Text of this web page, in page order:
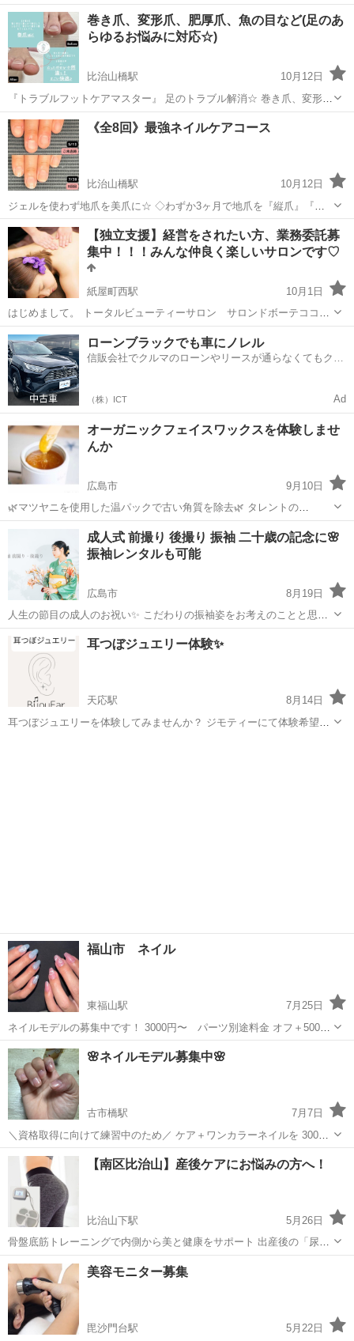
いるため、夜のみ営業です。 お気軽にお問い合わせ下さい♪ ⭐︎料金
初回 2,000円 2回目以降 2,800円 ⭐︎時間 平日 19:00〜
2...
広島 広島市 草津駅 その他 まつげ
巻き爪、変形爪、肥厚爪、魚の目など(足のあ
らゆるお悩みに対応☆)
比治山橋駅
10月12日
『トラブルフットケアマスター』 足のトラブル解消☆ 巻き爪、変形
爪、肥厚爪、陥入爪、魚の目、タコなど このようなお悩みありません
か？ ・巻き爪かも ・爪を上から押すと痛い ・爪が食い込んで痛い ・
靴、靴下を履くと痛い ・...
広島 広島市 比治山橋駅 ネイル
《全8回》最強ネイルケアコース
比治山橋駅
10月12日
ジェルを使わず地爪を美爪に☆ ◇わずか3ヶ月で地爪を『縦爪』『丈
夫な爪』に ◆自分史上最高の美爪に ◇地爪育成コース ・爪のピンク
の部分を縦長に伸ばしたい ・爪が薄く折れやすいのを丈夫な爪にした
い ・爪の縦筋か気になる ・...
広島 広島市 比治山橋駅 ネイル モニター
【独立支援】経営をされたい方、業務委託募
集中！！！みんな仲良く楽しいサロンです♡
紙屋町西駅
10月1日
はじめまして。 トータルビューティーサロン サロンドボーテココナ
ッツ三村と申します。 この度部屋の増築につきまして、一緒に美容の
仕事をする方を募集しております。 ・エステティシャン ・セラピスト
・アイリスト ・ネ...
広島 広島市 紙屋町西駅 美容
ローンブラックでも車にノレル
信販会社でクルマのローンやリースが通らなくてもクル
（株）ICT Ad
オーガニックフェイスワックスを体験しませ
んか
広島市
9月10日
🌿マツヤニを使用した温パックで古い角質を除去🌿 タレントの
MEGUMIさんも「産毛は剃るな」と本にも書かれています。 マツヤニ
ワックスは天然素材のみを使用し肌をデトックスしてくれます ⭐︎産毛
の脱毛・毛穴の汚れ・皮脂・...
美容 ピーリング
成人式 前撮り 後撮り 振袖 二十歳の記念に🌸
振袖レンタルも可能
広島市
8月19日
人生の節目の成人のお祝い✨ こだわりの振袖姿をお考えのことと思い
ます❣ でも、成人式当日はお友達と会ったり式場に移動したり、 何か
と忙しく、意外とゆっくり写真が撮れる時間はありません💦 せっかく
こだわった振袖姿だ...
広島 広島市 その他
耳つぼジュエリー体験✨
天応駅
8月14日
耳つぼジュエリーを体験してみませんか？ ジモティーにて体験希望者
福山市 ネイル
東福山駅
7月25日
ネイルモデルの募集中です！ 3000円〜 パーツ別途料金 オフ＋500円
長さ出し1本＋300円 デザインなど先に送ってもらえると助かります🙇‍♀️
広島 福山市 東福山駅 ネイル ネイルモデル
🌸ネイルモデル募集中🌸
古市橋駅
7月7日
＼資格取得に向けて練習中のため／ ケア＋ワンカラーネイルを 3000
円 でご提供💅✨ 現在、ネイルの資格取得に向けて勉強中です。 ネイ
ルチップの制作経験はありますが、直接の施術はまだ少ないため、技
術向上・スキルアップを目的...
広島 広島市 古市橋駅 ネイル ネイルモデル
【南区比治山】産後ケアにお悩みの方へ！
比治山下駅
5月26日
骨盤底筋トレーニングで内側から美と健康をサポート 出産後の「尿も
れ」「骨盤のゆがみ」「お腹まわりのたるみ」など、なかなか相談し
づらいお悩みを抱えていませんか？ 広島市南区比治山にある**《ヒー
リングサロンease...
広島 広島市 比治山下駅 その他
美容モニター募集
毘沙門台駅 5月22日